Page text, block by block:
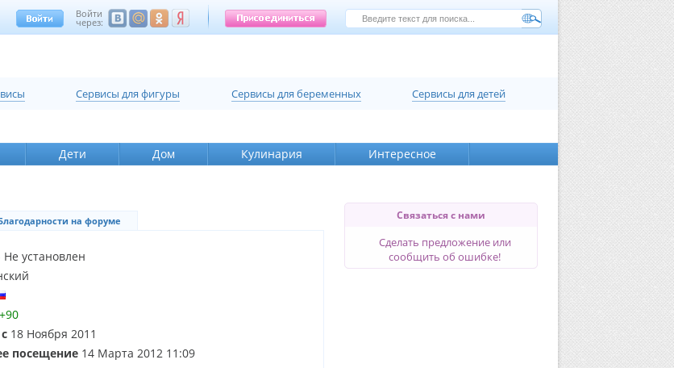
Войти
через:
Cервисы для фигуры Cервисы для беременных Сервисы для детей
Дети Дом Кулинария Интересное
на форуме
установлен
+90
18 Ноября 2011
посещение14 Марта 2012 11:09
Связаться с нами
Сделать предложение или
сообщить об ошибке!